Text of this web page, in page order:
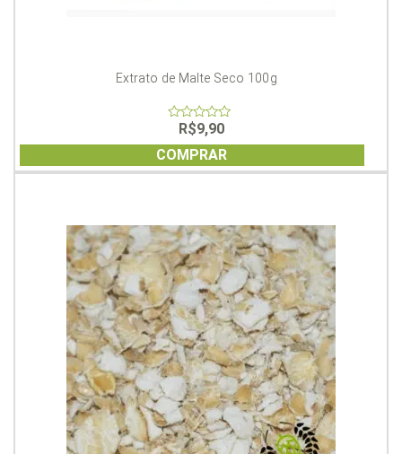
Extrato de Malte Seco 100g
of
5
R$9,90
COMPRAR